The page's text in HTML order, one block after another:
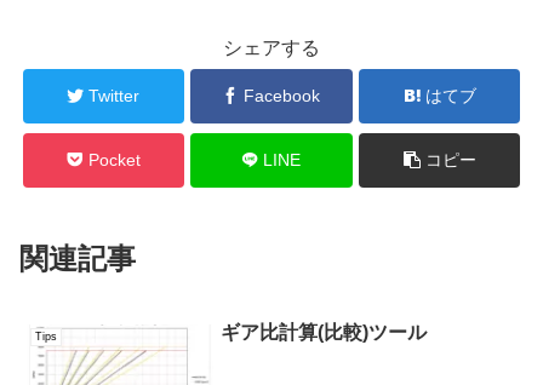
シェアする
Twitter Facebook はてブ
Pocket LINE コピー
関連記事
Tips ギア比計算(比較)ツール